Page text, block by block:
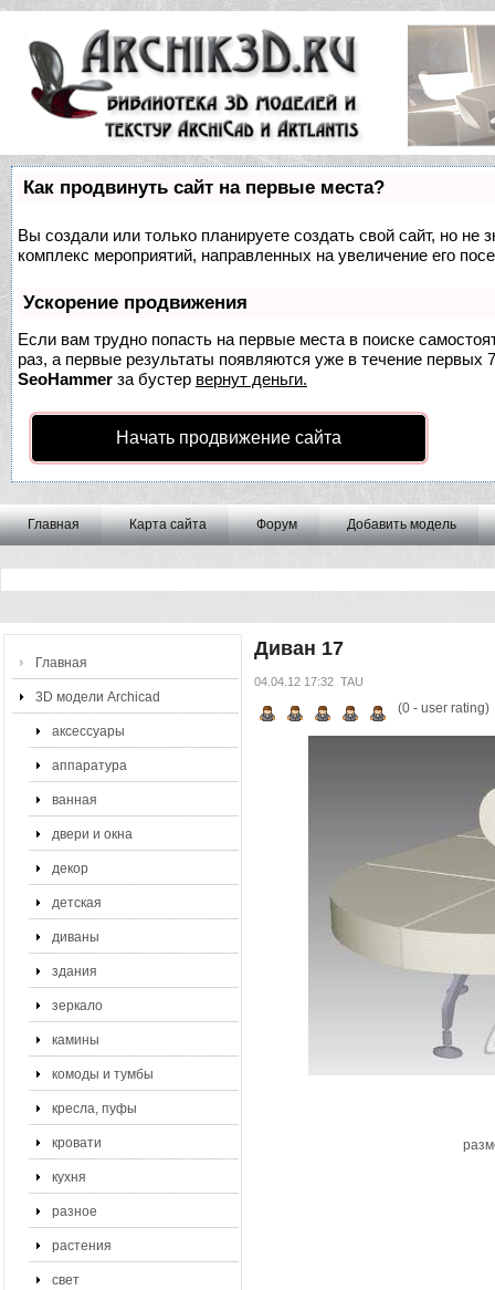
Как продвинуть сайт на первые места?
Вы создали или только планируете создать свой сайт, но не
комплекс мероприятий, направленных на увеличение его
Ускорение продвижения
Если вам трудно попасть на первые места в поиске
раз, а первые результаты появляются уже в течение первых
SeoHammer за бустер вернут деньги.
Начать продвижение сайта
Главная Карта сайта Форум Добавить модель
Главная
3D модели Archicad
аксессуары
аппаратура
ванная
двери и окна
декор
детская
диваны
здания
зеркало
камины
комоды и тумбы
кресла, пуфы
кровати
кухня
разное
растения
свет
Диван 17
04.04.12 17:32 TAU
(0- user rating)